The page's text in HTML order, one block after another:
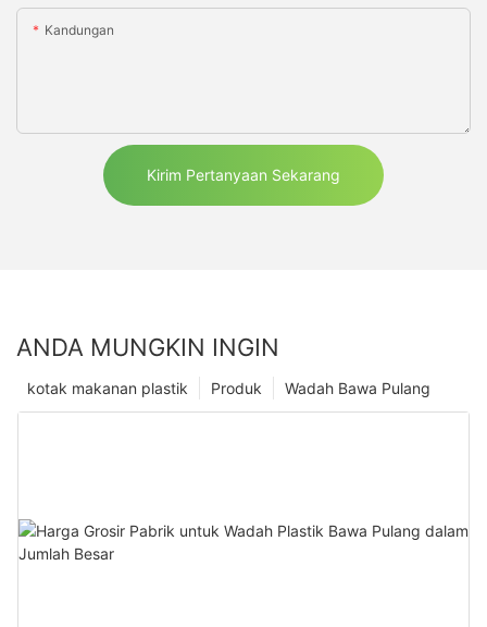
Kandungan
Kirim Pertanyaan Sekarang
ANDA MUNGKIN INGIN
Wadah Bawa Pulang
Produk
kotak makanan plastik